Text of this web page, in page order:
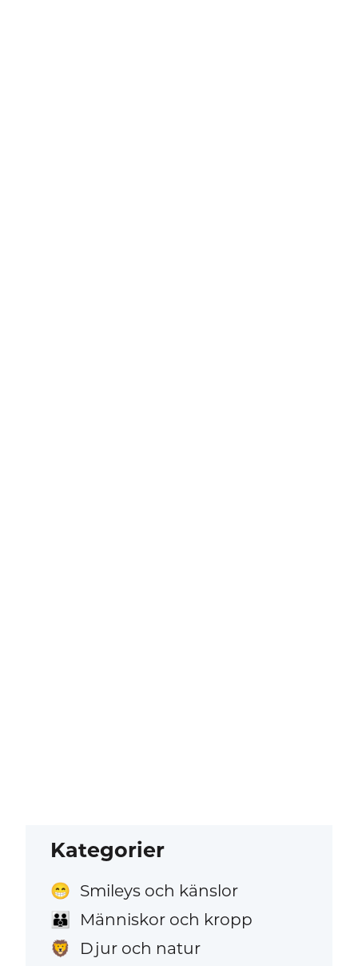
Kategorier
😁 Smileys och känslor
👪 Människor och kropp
🦁 Djur och natur